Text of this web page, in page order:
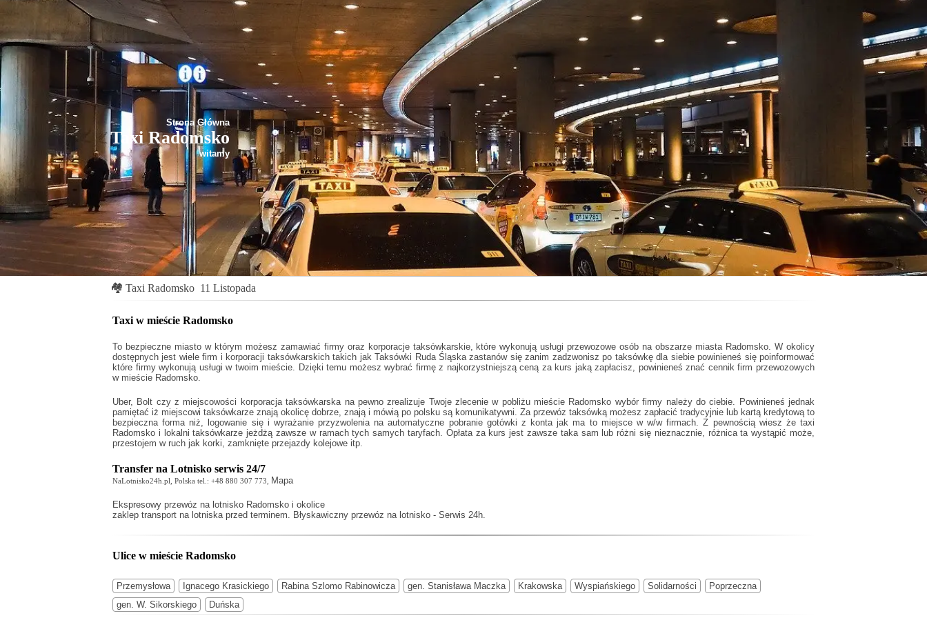
Strona Główna
Taxi Radomsko
witamy
🏘 Taxi Radomsko 11 Listopada
Taxi w mieście Radomsko
To bezpieczne miasto w którym możesz zamawiać firmy oraz korporacje taksówkarskie, które wykonują usługi przewozowe osób na obszarze miasta Radomsko. W okolicy
dostępnych jest wiele firm i korporacji taksówkarskich takich jakTaksówki Ruda Śląska zastanów się zanim zadzwonisz po taksówkę dla siebie powinieneś się poinformować
które firmy wykonują usługi w twoim mieście. Dzięki temu możesz wybrać firmę z najkorzystniejszą ceną za kurs jaką zapłacisz, powinieneś znać cennik firm przewozowych
w mieście Radomsko.
Uber, Bolt czy z miejscowości korporacja taksówkarska na pewno zrealizuje Twoje zlecenie w pobliżu mieście Radomsko wybór firmy należy do ciebie. Powinieneś jednak
pamiętać iż miejscowi taksówkarze znają okolicę dobrze, znają i mówią po polsku są komunikatywni. Za przewóz taksówką możesz zapłacić tradycyjnie lub kartą kredytową to
bezpieczna forma niż, logowanie się i wyrażanie przyzwolenia na automatyczne pobranie gotówki z konta jak ma to miejsce w w/w firmach. Z pewnością wiesz że taxi
Radomsko i lokalni taksówkarze jeżdżą zawsze w ramach tych samych taryfach. Opłata za kurs jest zawsze taka sam lub różni się nieznacznie, różnica ta wystąpić może,
przestojem w ruch jak korki, zamknięte przejazdy kolejowe itp.
Transfer na Lotnisko serwis 24/7
NaLotnisko24h.pl, Polska tel.: +48 880 307 773, Mapa
Ekspresowy przewóz na lotnisko Radomsko i okolice
zaklep transport na lotniska przed terminem. Błyskawiczny przewóz na lotnisko - Serwis 24h.
Ulice w mieście Radomsko
Przemysłowa Ignacego Krasickiego Rabina Szlomo Rabinowicza gen. Stanisława Maczka Krakowska Wyspiańskiego Solidarności
Poprzeczna
gen. W. Sikorskiego
Duńska